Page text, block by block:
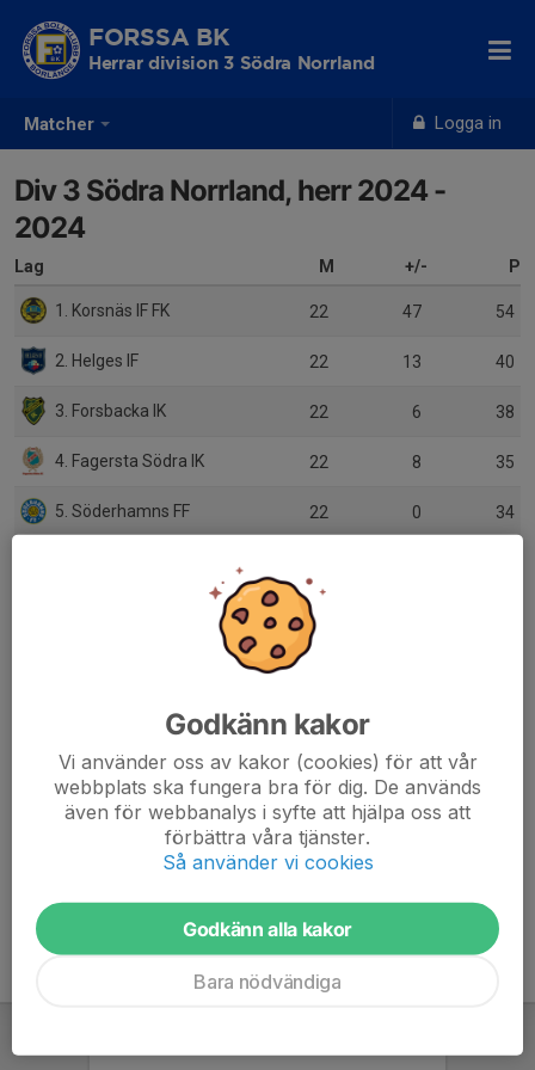
Matcher Logga in
FORSSA BK
Herrar division 3 Södra Norrland
Div 3 Södra Norrland, herr 2024 -
2024
Lag M +/- P
1. Korsnäs IF FK 22 47 54
2. Helges IF 22 13 40
3. Forsbacka IK 22 6 38
4. Fagersta Södra IK 22 8 35
5. Söderhamns FF 22 0 34
22
22
10. IK Huge 22 -15
11. Forssa BK 22 -37
12. Kvarnsvedens IK 22
Godkänn kakor
Vi använder oss av kakor (cookies) för att vår
webbplats ska fungera bra för dig. De används
även för webbanalys i syfte att hjälpa oss att
förbättra våra tjänster.
Så använder vi cookies
Godkänn alla kakor
Bara nödvändiga